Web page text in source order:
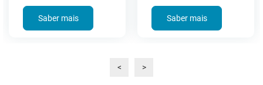
65 polegadas (série
Saber mais
polegadas (série 7A-
Saber mais
< >